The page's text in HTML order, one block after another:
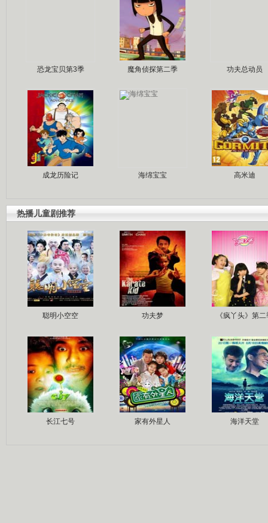
恐龙宝贝第3季 魔角侦探第二季 功夫总动员
成龙历险记 海绵宝宝 高米迪
热播儿童剧推荐
聪明小空空 功夫梦 《疯丫头》第二
长江七号 家有外星人 海洋天堂